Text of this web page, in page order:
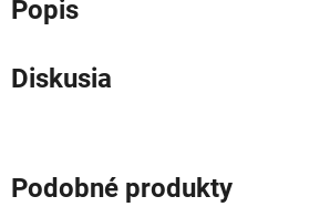
Popis
Diskusia
Podobné produkty